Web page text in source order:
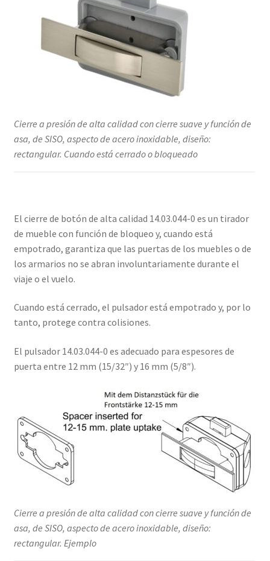
Cierre a presión de alta calidad con cierre suave y función de
asa, de SISO, aspecto de acero inoxidable, diseño:
rectangular. Cuando está cerrado o bloqueado
El cierre de botón de alta calidad 14.03.044-0 es un tirador
de mueble con función de bloqueo y, cuando está
empotrado, garantiza que las puertas de los muebles o de
los armarios no se abran involuntariamente durante el
viaje o el vuelo.
Cuando está cerrado, el pulsador está empotrado y, por lo
tanto, protege contra colisiones.
El pulsador 14.03.044-0 es adecuado para espesores de
puerta entre 12 mm (15/32″) y 16 mm (5/8″).
Cierre a presión de alta calidad con cierre suave y función de
asa, de SISO, aspecto de acero inoxidable, diseño:
rectangular. Ejemplo